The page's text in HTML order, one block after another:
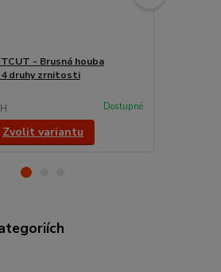
- Brusná houba
druhy zrnitosti
Dostupné
Zvolit variantu